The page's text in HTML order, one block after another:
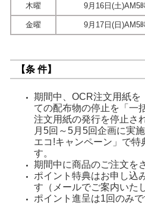
木曜 9月16日(土)AM5
金曜 9月17日(日)AM5
【条 件】
期間中、OCR注文用紙を
ての配布物の停止を「一
注文用紙の発行を停止さ
月5回～5月5回企画に実
エコ!キャンペーン」で特
す。
期間中に商品のご注⽂を
ポイント特典はお申し込
す（メールでご案内いた
ポイント進呈は1回のみで